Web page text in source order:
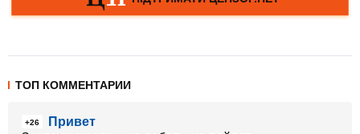
ТОП КОММЕНТАРИИ
+26
Привет